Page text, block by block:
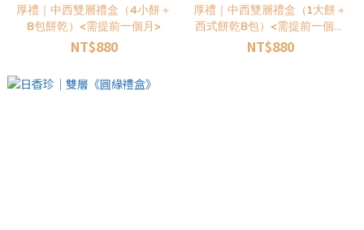
厚禮｜中西雙層禮盒（4小餅＋
8包餅乾）<需提前一個月>
NT$880
厚禮｜中西雙層禮盒（1大餅＋
西式餅乾8包）<需提前一個月
預訂>
NT$880